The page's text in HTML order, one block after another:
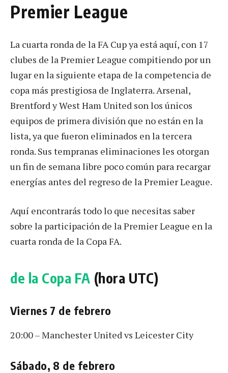
Premier League
La cuarta ronda de la FA Cup ya está aquí, con 17
clubes de la Premier League compitiendo por un
lugar en la siguiente etapa de la competencia de
copa más prestigiosa de Inglaterra. Arsenal,
Brentford y West Ham United son los únicos
equipos de primera división que no están en la
lista, ya que fueron eliminados en la tercera
ronda. Sus tempranas eliminaciones les otorgan
un fin de semana libre poco común para recargar
energías antes del regreso de la Premier League.
Aquí encontrarás todo lo que necesitas saber
sobre la participación de la Premier League en la
cuarta ronda de la Copa FA.
de la Copa FA (hora UTC)
Viernes 7 de febrero
20:00 – Manchester United vs Leicester City
Sábado, 8 de febrero